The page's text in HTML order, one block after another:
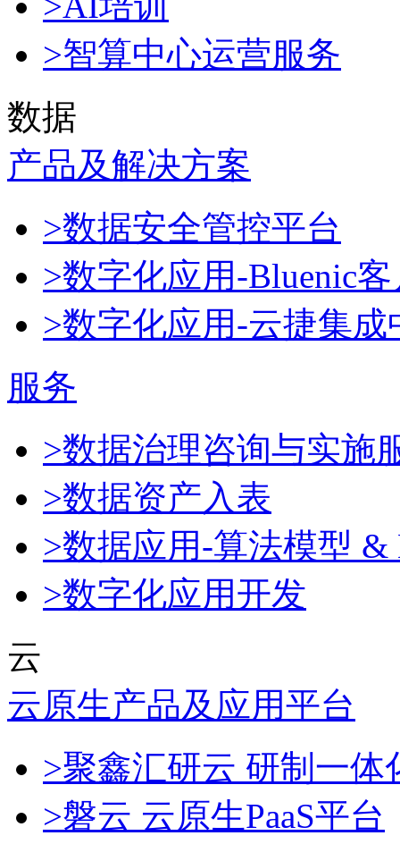
>智算中心运营服务
数据
产品及解决方案
>数据安全管控平台
>数字化应用-Bluenic
>数字化应用-云捷集成
服务
>数据治理咨询与实施
>数据资产入表
>数据应用-算法模型 &
>数字化应用开发
云
云原生产品及应用平台
>聚鑫汇研云 研制一
>磐云 云原生PaaS平台